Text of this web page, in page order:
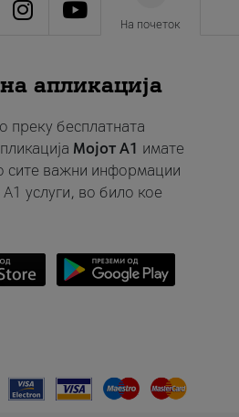
На почеток
апликација
преку бесплатната
Мојот A1 имате
сите важни информации
услуги, во било кое